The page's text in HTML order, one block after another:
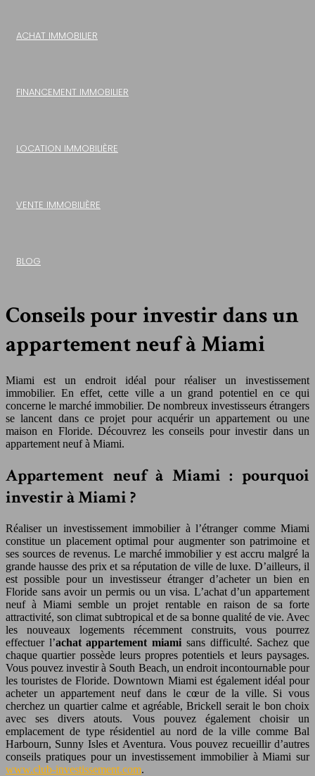
ACHAT IMMOBILIER
FINANCEMENT IMMOBILIER
LOCATION IMMOBILIÈRE
VENTE IMMOBILIÈRE
BLOG
Conseils pour investir dans un
appartement neuf à Miami
Miami est un endroit idéal pour réaliser un investissement
immobilier. En effet, cette ville a un grand potentiel en ce qui
concerne le marché immobilier. De nombreux investisseurs étrangers
se lancent dans ce projet pour acquérir un appartement ou une
maison en Floride. Découvrez les conseils pour investir dans un
appartement neuf à Miami.
Appartement neuf à Miami : pourquoi
investir à Miami ?
Réaliser un investissement immobilier à l’étranger comme Miami
constitue un placement optimal pour augmenter son patrimoine et
ses sources de revenus. Le marché immobilier y est accru malgré la
grande hausse des prix et sa réputation de ville de luxe. D’ailleurs, il
est possible pour un investisseur étranger d’acheter un bien en
Floride sans avoir un permis ou un visa. L’achat d’un appartement
neuf à Miami semble un projet rentable en raison de sa forte
attractivité, son climat subtropical et de sa bonne qualité de vie. Avec
les nouveaux logements récemment construits, vous pourrez
effectuer l’achat appartement miami sans difficulté. Sachez que
chaque quartier possède leurs propres potentiels et leurs paysages.
Vous pouvez investir à South Beach, un endroit incontournable pour
les touristes de Floride. Downtown Miami est également idéal pour
acheter un appartement neuf dans le cœur de la ville. Si vous
cherchez un quartier calme et agréable, Brickell serait le bon choix
avec ses divers atouts. Vous pouvez également choisir un
emplacement de type résidentiel au nord de la ville comme Bal
Harbourn, Sunny Isles et Aventura. Vous pouvez recueillir d’autres
conseils pratiques pour un investissement immobilier à Miami sur
www.club-investissement.com.